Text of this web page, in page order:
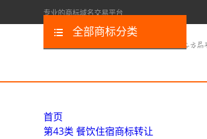
专业的商标域名交易平台
全部商标分类
首页
第43类 餐饮住宿商标转让